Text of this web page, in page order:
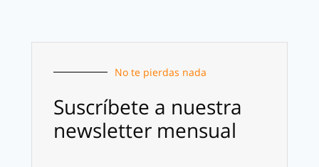
No te pierdas nada
Suscríbete a nuestra
newsletter mensual